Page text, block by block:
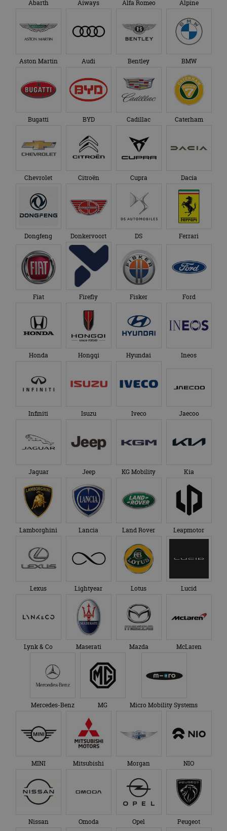
Abarth Aiways Alfa Romeo Alpine
Aston Martin Audi Bentley BMW
Bugatti BYD Cadillac Caterham
Chevrolet Citroën Cupra Dacia
Dongfeng Donkervoort DS Ferrari
Fiat Firefly Fisker Ford
Honda Hongqi Hyundai Ineos
Infiniti Isuzu Iveco Jaecoo
Jaguar Jeep KG Mobility Kia
Lamborghini Lancia Land Rover Leapmotor
Lexus Lightyear Lotus Lucid
Lynk & Co Maserati Mazda McLaren
Mercedes-Benz MG Micro Mobility Systems
MINI Mitsubishi Morgan NIO
Nissan Omoda Opel Peugeot